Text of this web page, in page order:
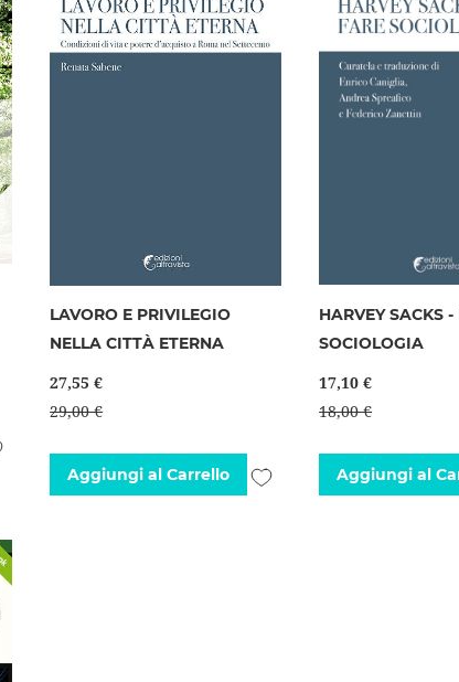
Aggiungi
desideri
LAVORO E PRIVILEGIO
NELLA CITTÀ ETERNA
27,55 €
29,00 €
Aggiungi al Carrello
Aggiungi
HARVEY SACKS -
SOCIOLOGIA
17,10 €
18,00 €
Aggiungi al